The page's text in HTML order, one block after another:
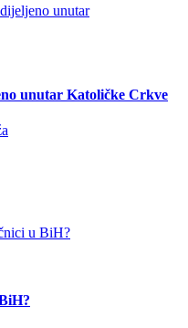
unutar Katoličke Crkve